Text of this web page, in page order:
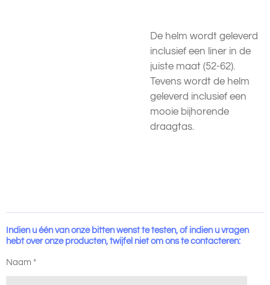
De helm wordt geleverd
inclusief een liner in de
juiste maat (52-62).
Tevens wordt de helm
geleverd inclusief een
mooie bijhorende
draagtas.
Indien u één van onze bitten wenst te testen, of indien u vragen
hebt over onze producten, twijfel niet om ons te contacteren:
Naam *